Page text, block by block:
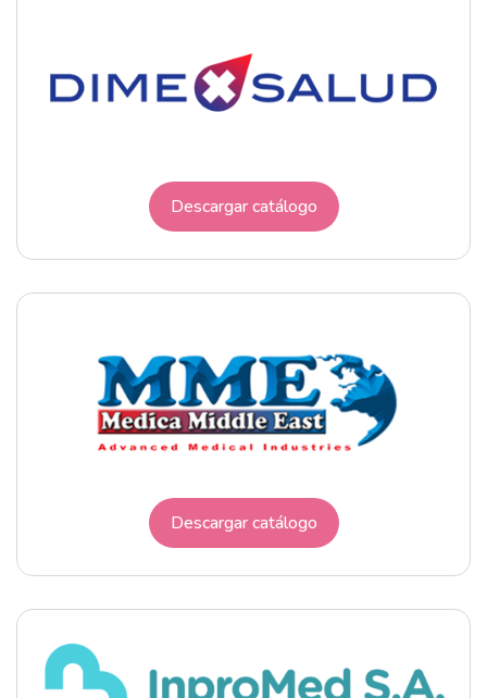
Descargar catálogo
Descargar catálogo